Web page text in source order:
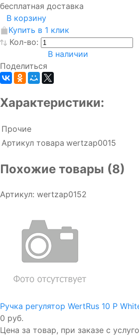
бесплатная доставка
В корзину
Купить в 1 клик
Кол-во:
В наличии
Поделиться
Характеристики:
Прочие
Артикул товара wertzap0015
Похожие товары (8)
Артикул: wertzap0152
Ручка регулятор WertRus 10 P
0 руб.
Цена за товар, при заказе с